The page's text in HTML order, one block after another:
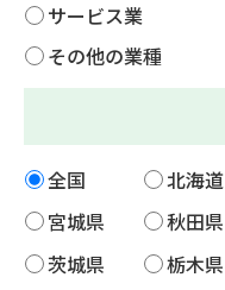
サービス業
その他の業種
全国 北海道
宮城県
秋田県
茨城県
栃木県